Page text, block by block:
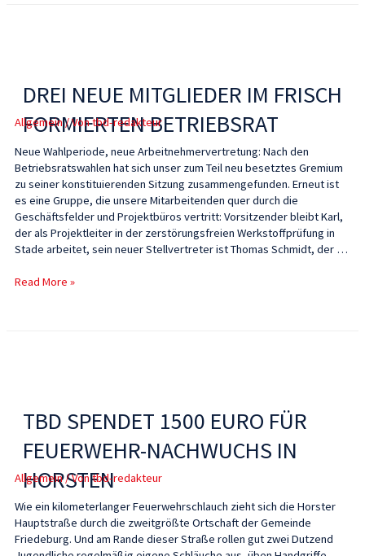
DREI NEUE MITGLIEDER IM FRISCH
FORMIERTEN BETRIEBSRAT
Allgemein/ Vontbd-redakteur
Neue Wahlperiode, neue Arbeitnehmervertretung: Nach den
Betriebsratswahlen hat sich unser zum Teil neu besetztes Gremium
zu seiner konstituierenden Sitzung zusammengefunden. Erneut ist
es eine Gruppe, die unsere Mitarbeitenden quer durch die
Geschäftsfelder und Projektbüros vertritt: Vorsitzender bleibt Karl,
der als Projektleiter in der zerstörungsfreien Werkstoffprüfung in
Stade arbeitet, sein neuer Stellvertreter ist Thomas Schmidt, der …
Read More »
TBD SPENDET 1500 EURO FÜR
FEUERWEHR-NACHWUCHS IN
HORSTEN
Allgemein/ Vontbd-redakteur
Wie ein kilometerlanger Feuerwehrschlauch zieht sich die Horster
Hauptstraße durch die zweitgrößte Ortschaft der Gemeinde
Friedeburg. Und am Rande dieser Straße rollen gut zwei Dutzend